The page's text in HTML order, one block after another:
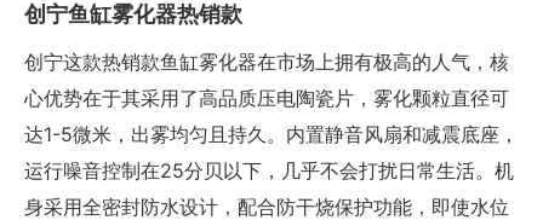
创宁鱼缸雾化器热销款
创宁这款热销款鱼缸雾化器在市场上拥有极高的人气，核
心优势在于其采用了高品质压电陶瓷片，雾化颗粒直径可
达1-5微米，出雾均匀且持久。内置静音风扇和减震底座，
运行噪音控制在25分贝以下，几乎不会打扰日常生活。机
身采用全密封防水设计，配合防干烧保护功能，即使水位